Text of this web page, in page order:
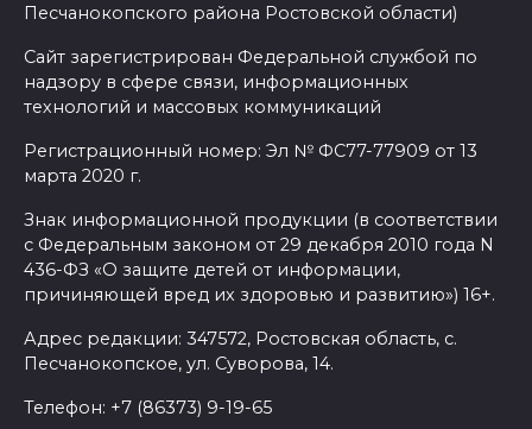
Песчанокопского района Ростовской области)
Сайт зарегистрирован Федеральной службой по
надзору в сфере связи, информационных
технологий и массовых коммуникаций
Регистрационный номер: Эл № ФС77-77909 от 13
марта 2020 г.
Знак информационной продукции (в соответствии
с Федеральным законом от 29 декабря 2010 года N
436-ФЗ «О защите детей от информации,
причиняющей вред их здоровью и развитию») 16+.
Адрес редакции: 347572, Ростовская область, с.
Песчанокопское, ул. Суворова, 14.
Телефон: +7 (86373) 9-19-65